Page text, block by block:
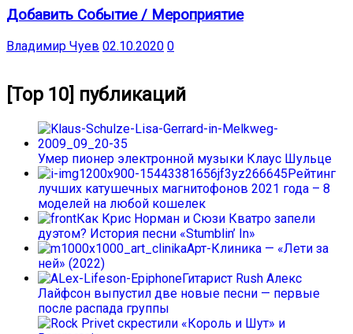
Добавить Событие / Мероприятие
Владимир Чуев 02.10.2020 0
[Top 10] публикаций
Умер пионер электронной музыки Клаус Шульце
Рейтинг
лучших катушечных магнитофонов 2021 года – 8
моделей на любой кошелек
Как Крис Норман и Сюзи Кватро запели
дуэтом? История песни «Stumblin’ In»
Арт-Клиника — «Лети за
ней» (2022)
Гитарист Rush Алекс
Лайфсон выпустил две новые песни — первые
после распада группы